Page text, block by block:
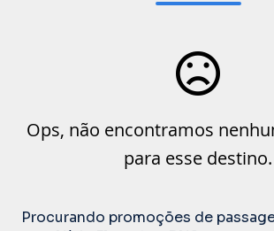
Ops, não encontramos
para esse destino.
Procurando promoções de